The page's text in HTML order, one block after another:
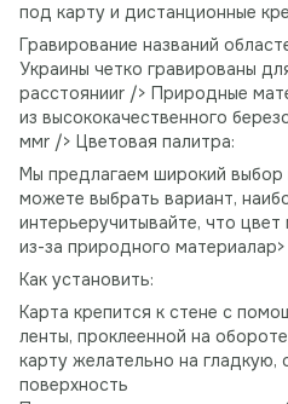
под карту и дистанционные
Гравирование названий
Украины четко гравированы
расстоянииr /> Природные
из высококачественного
ммr /> Цветовая палитра:
Мы предлагаем широкий выбор
можете выбрать вариант,
интерьеручитывайте, что
из-за природного материалаp>
Как установить:
Карта крепится к стене с
ленты, проклеенной на
карту желательно на
поверхность